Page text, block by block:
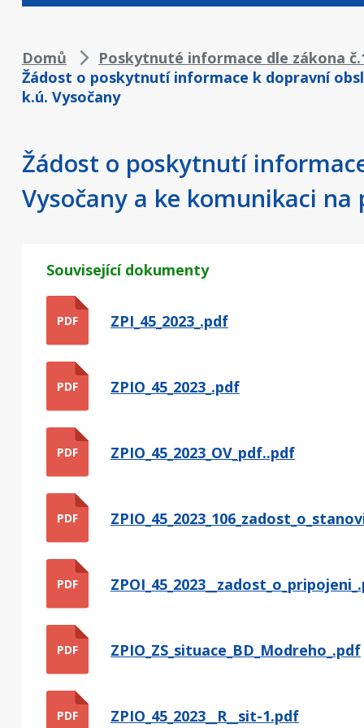
Drobečková
navigace
Domů Poskytnuté informace dle zákona
Žádost o poskytnutí informace k dopravní
k.ú. Vysočany
Žádost o poskytnutí
Vysočany a ke komunikaci na
Související dokumenty
PDF ZPI_45_2023_.pdf
PDF ZPIO_45_2023_.pdf
PDF ZPIO_45_2023_OV_pdf..pdf
PDF
PDF
PDF ZPIO_ZS_situace_BD_Modreho_.pdf
PDF ZPIO_45_2023__R__sit-1.pdf